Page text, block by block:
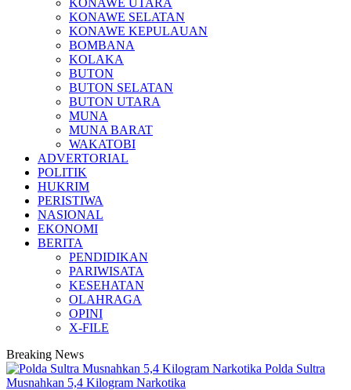
KONAWE UTARA
KONAWE SELATAN
KONAWE KEPULAUAN
BOMBANA
KOLAKA
BUTON
BUTON SELATAN
BUTON UTARA
MUNA
MUNA BARAT
WAKATOBI
ADVERTORIAL
POLITIK
HUKRIM
PERISTIWA
NASIONAL
EKONOMI
BERITA
PENDIDIKAN
PARIWISATA
KESEHATAN
OLAHRAGA
OPINI
X-FILE
Breaking News
Polda Sultra
Musnahkan 5,4 Kilogram Narkotika